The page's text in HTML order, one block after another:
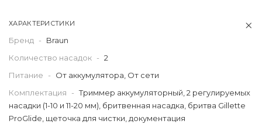
ХАРАКТЕРИСТИКИ
Бренд -
Braun
Количество насадок - 2
Питание
-
От аккумулятора, От сети
Комплектация
- Триммер аккумуляторный, 2 регулируемых
насадки (1-10 и 11-20 мм), бритвенная насадка, бритва Gillette
ProGlide, щеточка для чистки, документация